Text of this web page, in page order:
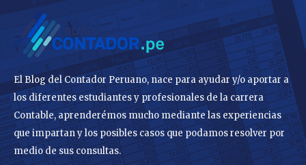
El Blog del Contador Peruano, nace para ayudar y/o aportar a
los diferentes estudiantes y profesionales de la carrera
Contable, aprenderémos mucho mediante las experiencias
que impartan y los posibles casos que podamos resolver por
medio de sus consultas.